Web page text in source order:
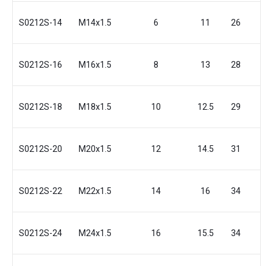
S0212S-14 M14x1.5 6 11 26
S0212S-16 M16x1.5 8 13 28
S0212S-18 M18x1.5 10 12.5 29
S0212S-20 М20x1.5 12 14.5 31
S0212S-22 M22x1.5 14 16 34
S0212S-24 M24x1.5 16 15.5 34